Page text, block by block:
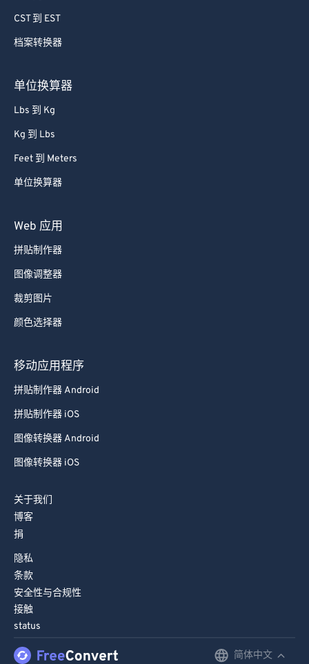
CST 到 EST
档案转换器
单位换算器
Lbs 到 Kg
Kg 到 Lbs
Feet 到 Meters
单位换算器
Web 应用
拼贴制作器
图像调整器
裁剪图片
颜色选择器
移动应用程序
拼贴制作器 Android
拼贴制作器 iOS
图像转换器 Android
图像转换器 iOS
关于我们
博客
捐
隐私
条款
安全性与合规性
接触
status
简体中文